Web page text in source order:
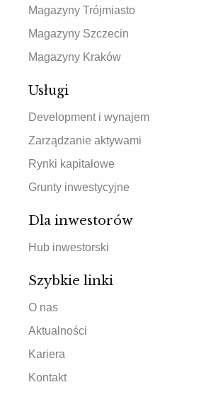
Magazyny Trójmiasto
Magazyny Szczecin
Magazyny Kraków
Usługi
Development i wynajem
Zarządzanie aktywami
Rynki kapitałowe
Grunty inwestycyjne
Dla inwestorów
Hub inwestorski
Szybkie linki
O nas
Aktualności
Kariera
Kontakt